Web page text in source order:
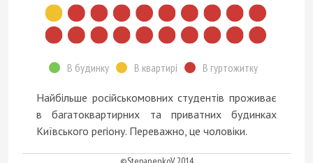
В будинку В квартирі В гуртожитку
Найбільше російськомовних студентів проживає
в багатоквартирних та приватних будинках
Київського регіону. Переважно, це чоловіки.